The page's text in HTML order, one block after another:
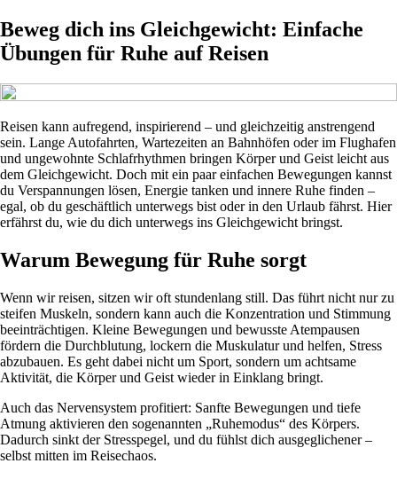
Beweg dich ins Gleichgewicht: Einfache
Übungen für Ruhe auf Reisen
Reisen kann aufregend, inspirierend – und gleichzeitig anstrengend
sein. Lange Autofahrten, Wartezeiten an Bahnhöfen oder im Flughafen
und ungewohnte Schlafrhythmen bringen Körper und Geist leicht aus
dem Gleichgewicht. Doch mit ein paar einfachen Bewegungen kannst
du Verspannungen lösen, Energie tanken und innere Ruhe finden –
egal, ob du geschäftlich unterwegs bist oder in den Urlaub fährst. Hier
erfährst du, wie du dich unterwegs ins Gleichgewicht bringst.
Warum Bewegung für Ruhe sorgt
Wenn wir reisen, sitzen wir oft stundenlang still. Das führt nicht nur zu
steifen Muskeln, sondern kann auch die Konzentration und Stimmung
beeinträchtigen. Kleine Bewegungen und bewusste Atempausen
fördern die Durchblutung, lockern die Muskulatur und helfen, Stress
abzubauen. Es geht dabei nicht um Sport, sondern um achtsame
Aktivität, die Körper und Geist wieder in Einklang bringt.
Auch das Nervensystem profitiert: Sanfte Bewegungen und tiefe
Atmung aktivieren den sogenannten „Ruhemodus“ des Körpers.
Dadurch sinkt der Stresspegel, und du fühlst dich ausgeglichener –
selbst mitten im Reisechaos.